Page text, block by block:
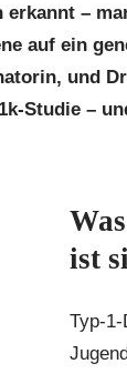
erkannt –
auf ein
und
Studie –
ist
Typ-